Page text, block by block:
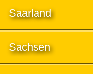
Saarland
Sachsen